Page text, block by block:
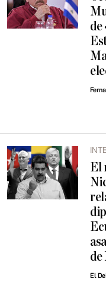
de
El
de
El